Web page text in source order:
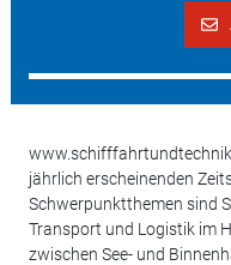
jährlich erscheinenden
Schwerpunktthemen sind
Transport und Logistik im
zwischen See- und